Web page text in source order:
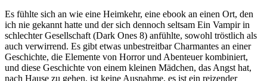
Es fühlte sich an wie eine Heimkehr, eine ebook an einen Ort, den
ich nie gekannt hatte und der sich dennoch seltsam Ein Vampir in
schlechter Gesellschaft (Dark Ones 8) anfühlte, sowohl tröstlich als
auch verwirrend. Es gibt etwas unbestreitbar Charmantes an einer
Geschichte, die Elemente von Horror und Abenteuer kombiniert,
und diese Geschichte von einem kleinen Mädchen, das Angst hat,
nach Hause zu gehen, ist keine Ausnahme, es ist ein reizender